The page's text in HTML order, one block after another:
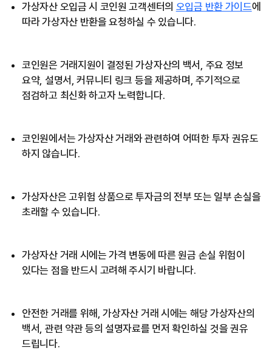
가상자산 오입금 시 코인원 고객센터의 오입금 반환 가이드에
따라 가상자산 반환을 요청하실 수 있습니다.
코인원은 거래지원이 결정된 가상자산의 백서, 주요 정보
요약, 설명서, 커뮤니티 링크 등을 제공하며, 주기적으로
점검하고 최신화 하고자 노력합니다.
코인원에서는 가상자산 거래와 관련하여 어떠한 투자 권유도
하지 않습니다.
가상자산은 고위험 상품으로 투자금의 전부 또는 일부 손실을
초래할 수 있습니다.
가상자산 거래 시에는 가격 변동에 따른 원금 손실 위험이
있다는 점을 반드시 고려해 주시기 바랍니다.
안전한 거래를 위해, 가상자산 거래 시에는 해당 가상자산의
백서, 관련 약관 등의 설명자료를 먼저 확인하실 것을 권유
드립니다.